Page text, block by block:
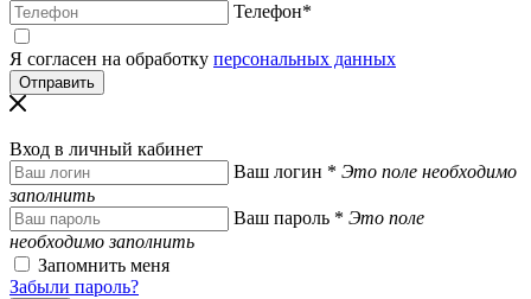
Телефон*
Я согласен на обработку персональных данных
Вход в личный кабинет
Ваш логин * Это поле необходимо
заполнить
Ваш пароль * Это поле
необходимо заполнить
Запомнить меня
Забыли пароль?